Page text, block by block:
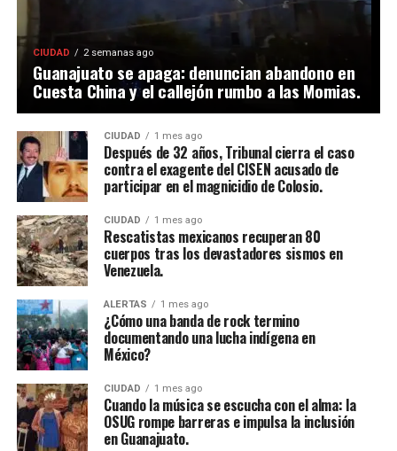
CIUDAD 2 semanas ago
Guanajuato se apaga: denuncian abandono en
Cuesta China y el callejón rumbo a las Momias.
CIUDAD 1 mes ago
Después de 32 años, Tribunal cierra el caso
contra el exagente del CISEN acusado de
participar en el magnicidio de Colosio.
CIUDAD 1 mes ago
Rescatistas mexicanos recuperan 80
cuerpos tras los devastadores sismos en
Venezuela.
ALERTAS 1 mes ago
¿Cómo una banda de rock termino
documentando una lucha indígena en
México?
CIUDAD 1 mes ago
Cuando la música se escucha con el alma: la
OSUG rompe barreras e impulsa la inclusión
en Guanajuato.